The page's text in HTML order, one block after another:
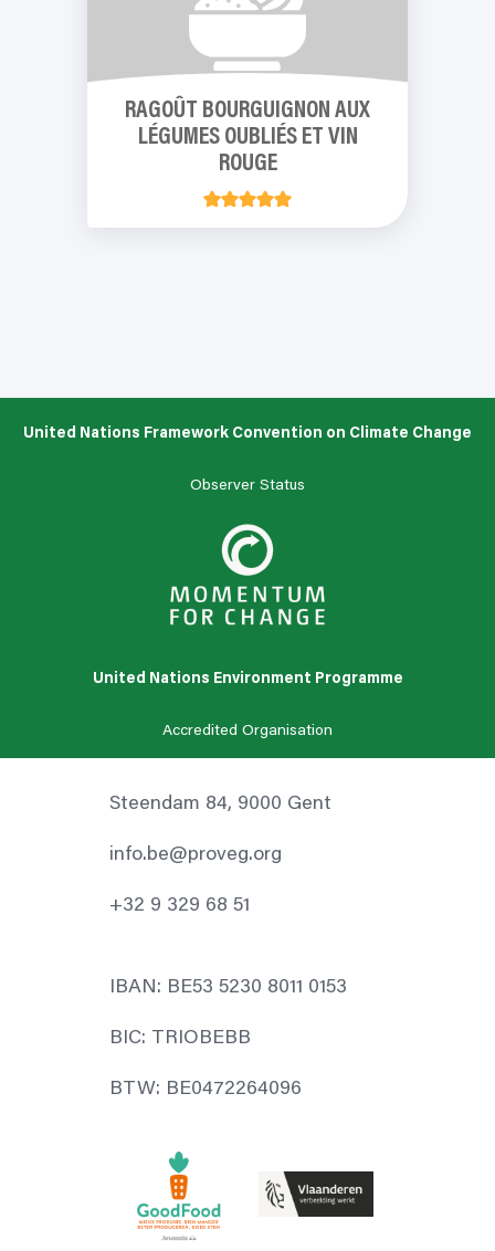
RAGOÛT BOURGUIGNON AUX
LÉGUMES OUBLIÉS ET VIN
ROUGE
United Nations Framework Convention on Climate Change
Observer Status
United Nations Environment Programme
Accredited Organisation
Steendam 84, 9000 Gent
info.be@proveg.org
+32 9 329 68 51
IBAN: BE53 5230 8011 0153
BIC: TRIOBEBB
BTW: BE0472264096